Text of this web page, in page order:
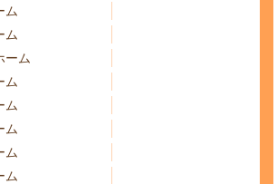
ム
ム
ーム
ム
ム
ム
ム
ム